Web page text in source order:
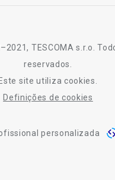
TESCOMA s.r.o.
reservados.
Este site utiliza cookies.
Definições de cookies
personalizada